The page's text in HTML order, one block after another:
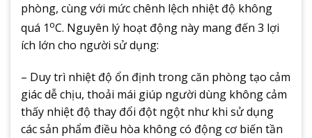
phòng, cùng với mức chênh lệch nhiệt độ không
quá 1oC. Nguyên lý hoạt động này mang đến 3 lợi
ích lớn cho người sử dụng:
– Duy trì nhiệt độ ổn định trong căn phòng tạo cảm
giác dễ chịu, thoải mái giúp người dùng không cảm
thấy nhiệt độ thay đổi đột ngột như khi sử dụng
các sản phẩm điều hòa không có động cơ biến tần